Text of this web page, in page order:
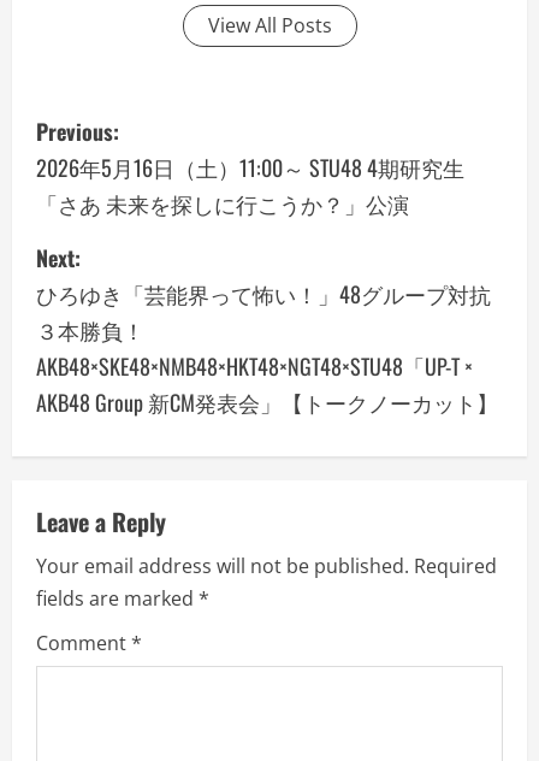
View All Posts
P
o
s
t
n
a
v
i
g
a
t
i
Previous:
2026年5月16日（土）11:00～ STU48 4期研究生
「さあ 未来を探しに行こうか？」公演
Next:
ひろゆき「芸能界って怖い！」48グループ対抗
３本勝負！
AKB48×SKE48×NMB48×HKT48×NGT48×STU48「UP-T ×
AKB48 Group 新CM発表会」【トークノーカット】
Leave a Reply
Your email address will not be published. Required
fields are marked *
Comment*